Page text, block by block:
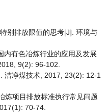
别排放限值的思考[J]. 环境与
内有色冶炼行业的应用及发展
9(2): 96-102.
洁净煤技术, 2017, 23(2): 12-1
炼项目排放标准执行常见问题
70-74.